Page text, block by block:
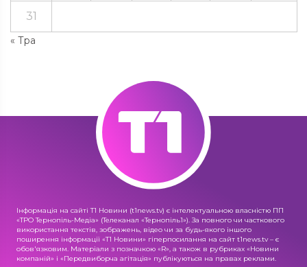
« Тра
31
Інформація на сайті Т1 Новини (t1news.tv) є інтелектуальною власністю ПП
«ТРО Тернопіль-Медіа» (Телеканал «Тернопіль1»). За повного чи часткового
використання текстів, зображень, відео чи за будь-якого іншого
поширення інформації «Т1 Новини» гіперпосилання на сайт t1news.tv – є
обов'язковим. Матеріали з позначкою «R», а також в рубриках «Новини
компаній» і «Передвиборча агітація» публікуються на правах реклами.